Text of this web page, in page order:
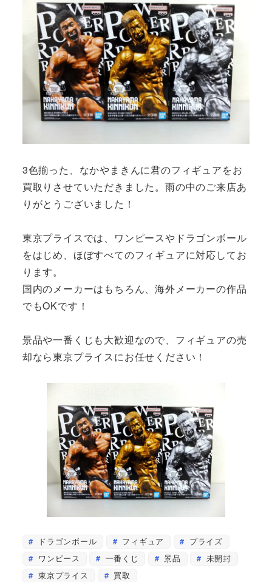
3色揃った、なかやまきんに君のフィギュアをお
買取りさせていただきました。雨の中のご来店あ
りがとうございました！
東京プライスでは、ワンピースやドラゴンボール
をはじめ、ほぼすべてのフィギュアに対応してお
ります。
国内のメーカーはもちろん、海外メーカーの作品
でもOKです！
景品や一番くじも大歓迎なので、フィギュアの売
却なら東京プライスにお任せください！
ドラゴンボール フィギュア
プライズ
ワンピース
一番くじ 景品
未開封
東京プライス
買取